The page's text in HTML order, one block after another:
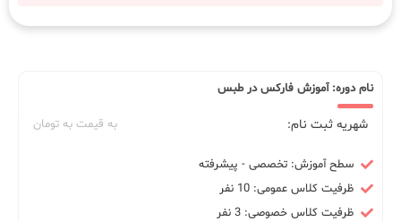
نام دوره: آموزش فارکس در طبس
شهریه ثبت نام: به قیمت به تومان
سطح آموزش: تخصصی - پیشرفته
ظرفیت کلاس عمومی: 10 نفر
ظرفیت کلاس خصوصی: 3 نفر